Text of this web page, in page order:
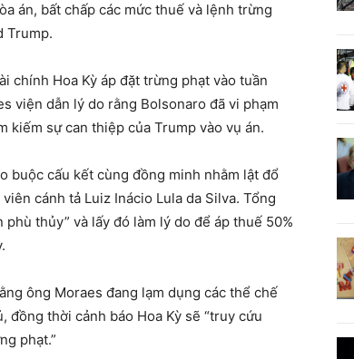
án, bất chấp các mức thuế và lệnh trừng
Trump.
chính Hoa Kỳ áp đặt trừng phạt vào tuần
viện dẫn lý do rằng Bolsonaro đã vi phạm
kiếm sự can thiệp của Trump vào vụ án.
buộc cấu kết cùng đồng minh nhằm lật đổ
cánh tả Luiz Inácio Lula da Silva. Tổng
thủy” và lấy đó làm lý do để áp thuế 50%
ông Moraes đang lạm dụng các thể chế
thời cảnh báo Hoa Kỳ sẽ “truy cứu
phạt.”